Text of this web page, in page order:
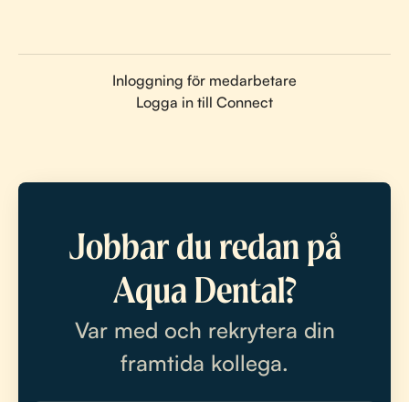
Inloggning för medarbetare
Logga in till Connect
Jobbar du redan på
Aqua Dental?
Var med och rekrytera din
framtida kollega.